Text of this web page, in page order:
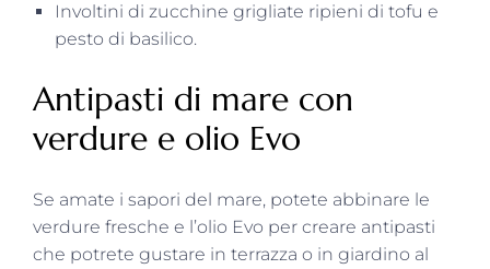
Involtini di zucchine grigliate ripieni di tofu e
pesto di basilico.
Antipasti di mare con
verdure e olio Evo
Se amate i sapori del mare, potete abbinare le
verdure fresche e l’olio Evo per creare antipasti
che potrete gustare in terrazza o in giardino al